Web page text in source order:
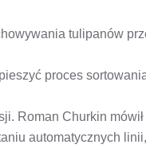
tulipanów
proces
Roman Churkin mówił
automatycznych